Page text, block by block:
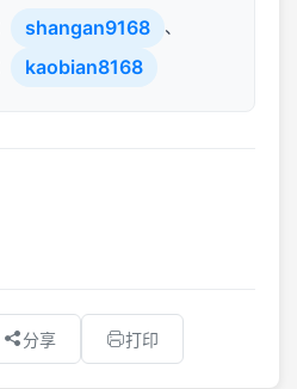
shangan9168 、
kaobian8168
分享 打印